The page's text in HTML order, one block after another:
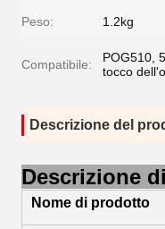
Peso: 1.2kg
Compatibile:
POG510,
tocco
Descrizione del
Descrizione
Nome di prodotto